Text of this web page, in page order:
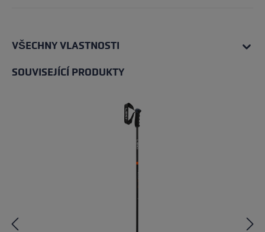
VŠECHNY VLASTNOSTI
SOUVISEJÍCÍ PRODUKTY